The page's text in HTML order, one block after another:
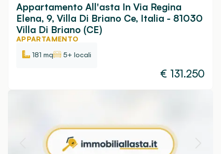
Appartamento All'asta In Via Regina
Elena, 9, Villa Di Briano Ce, Italia - 81030
Villa Di Briano (CE)
APPARTAMENTO
181 mq
5+ locali
€ 131.250